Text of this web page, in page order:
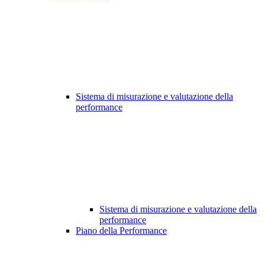
Sistema di misurazione e valutazione della
performance
Sistema di misurazione e valutazione della
performance
Piano della Performance